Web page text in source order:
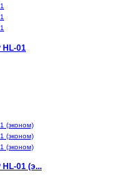
HL-01
01 (э...